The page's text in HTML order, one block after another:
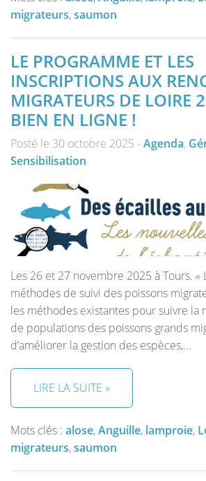
migrateurs,saumon
LE PROGRAMME ET LES
INSCRIPTIONS AUX
MIGRATEURS DE LOIRE
BIEN EN LIGNE !
Posté le 30 octobre 2025 -Agenda,
Sensibilisation
Les 26 et 27 novembre 2025 à Tours. «
méthodes de suivi des poissons
les méthodes existantes pour suivre la
de populations des poissons grands
d’améliorer la gestion des espèces,…
LIRE LA SUITE »
Mots clés : alose,Anguille, lamproie,
migrateurs,saumon